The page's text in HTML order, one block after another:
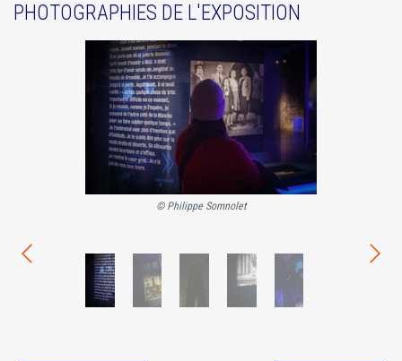
PHOTOGRAPHIES DE L'EXPOSITION
© Philippe Somnolet